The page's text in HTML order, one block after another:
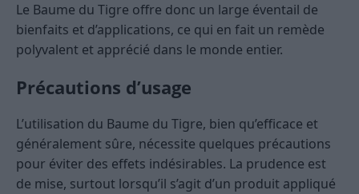
Le Baume du Tigre offre donc un large éventail de
bienfaits et d’applications, ce qui en fait un remède
polyvalent et apprécié dans le monde entier.
Précautions d’usage
L’utilisation du Baume du Tigre, bien qu’efficace et
généralement sûre, nécessite quelques précautions
pour éviter des effets indésirables. La prudence est
de mise, surtout lorsqu’il s’agit d’un produit appliqué